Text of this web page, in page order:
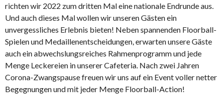
richten wir 2022 zum dritten Mal eine nationale Endrunde aus.
Und auch dieses Mal wollen wir unseren Gästen ein
unvergessliches Erlebnis bieten! Neben spannenden Floorball-
Spielen und Medaillenentscheidungen, erwarten unsere Gäste
auch ein abwechslungsreiches Rahmenprogramm und jede
Menge Leckereien in unserer Cafeteria. Nach zwei Jahren
Corona-Zwangspause freuen wir uns auf ein Event voller netter
Begegnungen und mit jeder Menge Floorball-Action!